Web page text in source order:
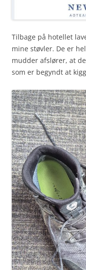
Tilbage på hotellet
mine støvler. De er
mudder afslører, at
som er begyndt at